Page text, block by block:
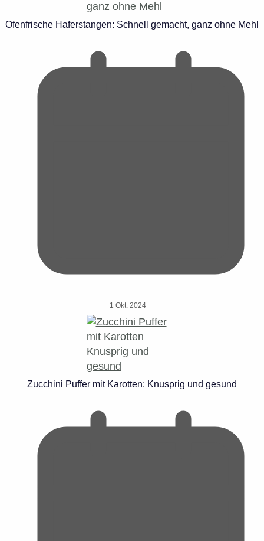
Ofenfrische Haferstangen: Schnell gemacht, ganz ohne Mehl
1 Okt. 2024
Zucchini Puffer mit Karotten: Knusprig und gesund